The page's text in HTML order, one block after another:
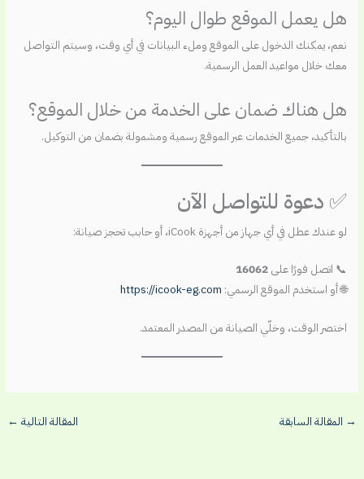
هل يعمل الموقع طوال اليوم؟
نعم، يمكنك الدخول على الموقع وملء البيانات في أي وقت، وسيتم التواصل
معك خلال مواعيد العمل الرسمية.
هل هناك ضمان على الخدمة من خلال الموقع؟
بالتأكيد، جميع الخدمات عبر الموقع رسمية ومشمولة بضمان من التوكيل.
✅ دعوة للتواصل الآن
لو عندك عطل في أي جهاز من أجهزة iCook، أو حابب تحجز صيانة:
📞 اتصل فورًا على16062
🌐 أو استخدم الموقع الرسمي: https://icook-eg.com
اختصر الوقت، وخلّي الصيانة من المصدر المعتمد.
→ المقالة السابقة المقالة التالية ←